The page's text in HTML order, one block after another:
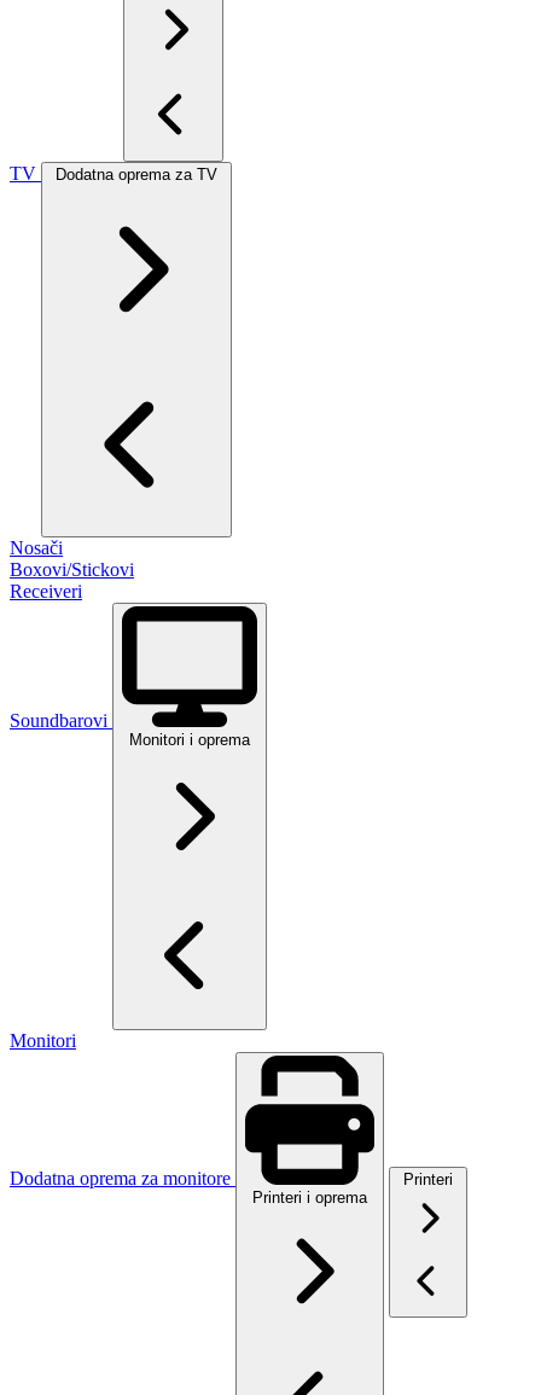
TV Dodatna oprema za TV
Nosači
Boxovi/Stickovi
Receiveri
Soundbarovi
Monitori i oprema
Monitori
Dodatna oprema za monitore
Printeri i oprema
Printeri